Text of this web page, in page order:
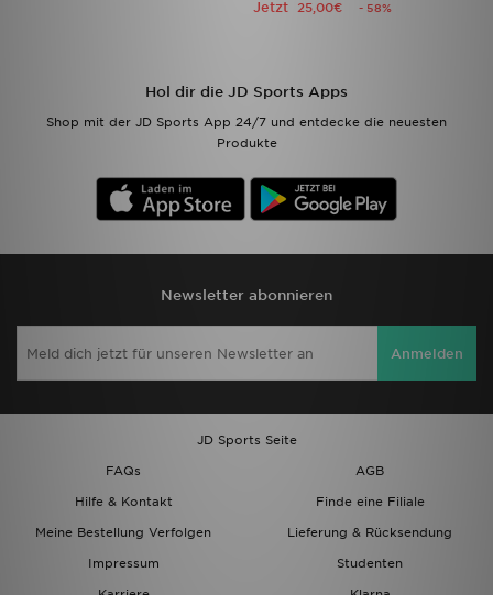
Jetzt 25,00€ - 58%
Hol dir die JD Sports Apps
Shop mit der JD Sports App 24/7 und entdecke die neuesten
Produkte
Newsletter abonnieren
Anmelden
JD Sports Seite
FAQs
AGB
Hilfe & Kontakt
Finde eine Filiale
Meine Bestellung Verfolgen
Lieferung & Rücksendung
Impressum
Studenten